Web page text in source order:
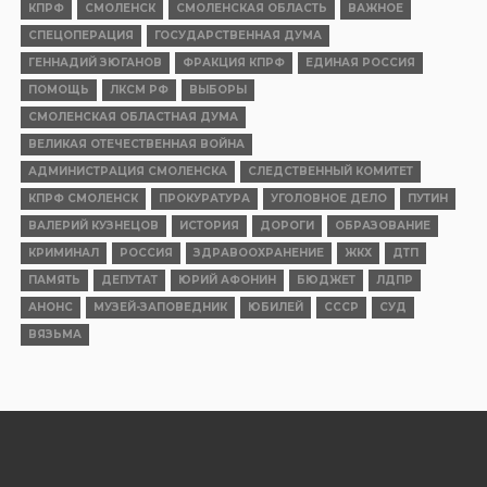
КПРФ СМОЛЕНСК СМОЛЕНСКАЯ ОБЛАСТЬ
ВАЖНОЕ
СПЕЦОПЕРАЦИЯ
ГОСУДАРСТВЕННАЯ ДУМА
ГЕННАДИЙ ЗЮГАНОВ
ФРАКЦИЯ КПРФ
ЕДИНАЯ РОССИЯ
ПОМОЩЬ
ЛКСМ РФ
ВЫБОРЫ
СМОЛЕНСКАЯ ОБЛАСТНАЯ ДУМА
ВЕЛИКАЯ ОТЕЧЕСТВЕННАЯ ВОЙНА
АДМИНИСТРАЦИЯ СМОЛЕНСКА
СЛЕДСТВЕННЫЙ КОМИТЕТ
КПРФ СМОЛЕНСК
ПРОКУРАТУРА УГОЛОВНОЕ ДЕЛО
ПУТИН
ВАЛЕРИЙ КУЗНЕЦОВ
ИСТОРИЯ ДОРОГИ
ОБРАЗОВАНИЕ
КРИМИНАЛ
РОССИЯ ЗДРАВООХРАНЕНИЕ ЖКХ
ДТП
ПАМЯТЬ
ДЕПУТАТ ЮРИЙ АФОНИН БЮДЖЕТ
ЛДПР
АНОНС
МУЗЕЙ-ЗАПОВЕДНИК ЮБИЛЕЙ СССР
СУД
ВЯЗЬМА